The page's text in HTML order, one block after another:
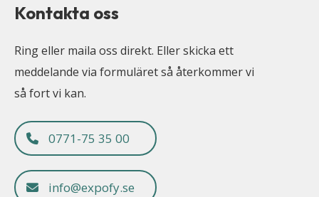
Kontakta oss
Ring eller maila oss direkt. Eller skicka ett
meddelande via formuläret så återkommer vi
så fort vi kan.
0771-75 35 00
info@expofy.se